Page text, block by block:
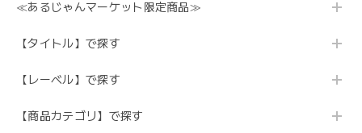
≪あるじゃんマーケット限定商品≫
【タイトル】で探す
【レーベル】で探す
【商品カテゴリ】で探す